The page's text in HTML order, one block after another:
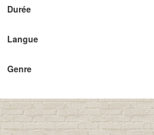
Durée
Langue
Genre